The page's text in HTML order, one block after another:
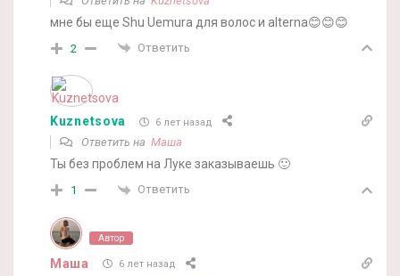
мне бы еще Shu Uemura для волос и alterna😊😊😊
2 Ответить
Kuznetsova 6 лет назад
Ответить на Маша
Ты без проблем на Луке заказываешь 🙂
1 Ответить
Автор
Маша 6 лет назад